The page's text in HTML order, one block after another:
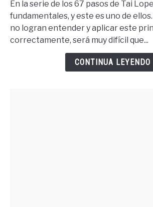
Lo
Que
Quieres
En la serie de los 67 pasos de Tai
fundamentales, y este es uno de
no logran entender y aplicar este
correctamente, será muy difícil que...
CONTINUA LEYENDO